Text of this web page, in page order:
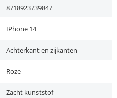
8718923739847
IPhone 14
Achterkant en zijkanten
Roze
Zacht kunststof